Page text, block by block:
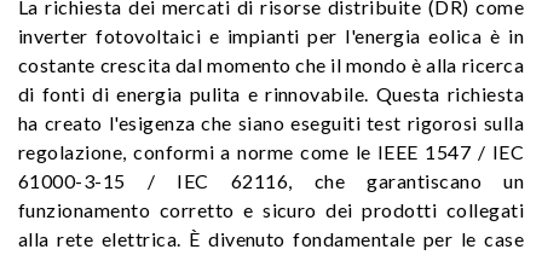
La richiesta dei mercati di risorse distribuite (DR) come
inverter fotovoltaici e impianti per l'energia eolica è in
costante crescita dal momento che il mondo è alla ricerca
di fonti di energia pulita e rinnovabile. Questa richiesta
ha creato l'esigenza che siano eseguiti test rigorosi sulla
regolazione, conformi a norme come le IEEE 1547 / IEC
61000-3-15 / IEC 62116, che garantiscano un
funzionamento corretto e sicuro dei prodotti collegati
alla rete elettrica. È divenuto fondamentale per le case